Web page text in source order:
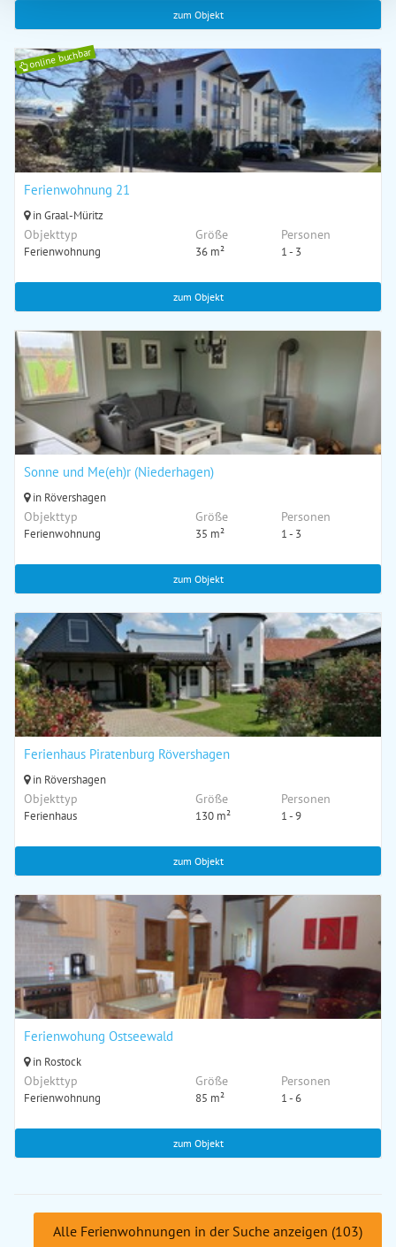
zum Objekt
online buchbar
Ferienwohnung 21
in Graal-Müritz
Objekttyp
Ferienwohnung
Größe
36 m²
Personen
1 - 3
zum Objekt
Sonne und Me(eh)r (Niederhagen)
in Rövershagen
Objekttyp
Ferienwohnung
Größe
35 m²
Personen
1 - 3
zum Objekt
Ferienhaus Piratenburg Rövershagen
in Rövershagen
Objekttyp
Ferienhaus
Größe
130 m²
Personen
1 - 9
zum Objekt
Ferienwohung Ostseewald
in Rostock
Objekttyp
Ferienwohnung
Größe
85 m²
Personen
1 - 6
zum Objekt
Alle Ferienwohnungen in der Suche anzeigen (103)